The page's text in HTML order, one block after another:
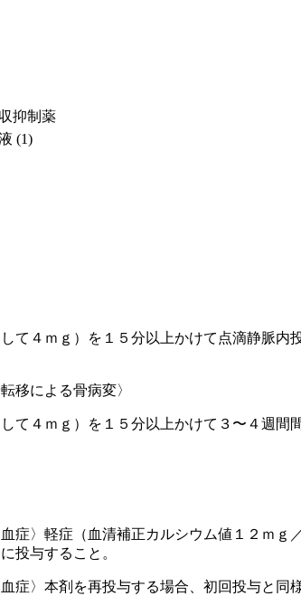
抑制薬
(1)
て４ｍｇ）を１５分以上かけて点滴静脈
移による骨病変〉
て４ｍｇ）を１５分以上かけて３〜４週間
症〉軽症（血清補正カルシウム値１２ｍ
投与すること。
症〉本剤を再投与する場合、初回投与と